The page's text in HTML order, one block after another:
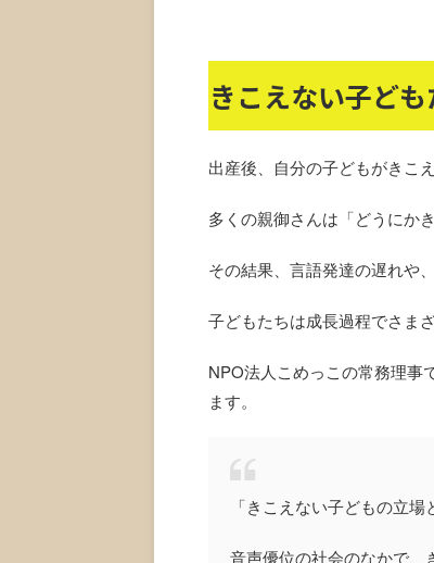
きこえない子ど
出産後、自分の子どもがきこ
多くの親御さんは「どうにか
その結果、言語発達の遅れや
子どもたちは成長過程でさま
NPO法人こめっこの常務理事
ます。
「きこえない子どもの立
音声優位の社会のなかで、